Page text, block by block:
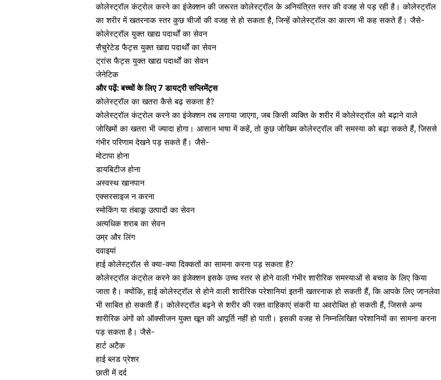
कोलेस्ट्रॉल कंट्रोल करने का इंजेक्शन की जरूरत कोलेस्ट्रॉल के अनियंत्रित स्तर की वजह से पड़ रही है। कोलेस्ट्रॉल
का शरीर में खतरनाक स्तर कुछ चीजों की वजह से हो सकता है, जिन्हें कोलेस्ट्रॉल का कारण भी कह सकते हैं। जैसे-
कोलेस्ट्रॉल युक्त खाद्य पदार्थों का सेवन
सैचुरेटेड फैट्स युक्त खाद्य पदार्थों का सेवन
ट्रांस फैट्स युक्त खाद्य पदार्थों का सेवन
जेनेटिक
और पढ़ें:बच्चों के लिए 7 डायट्री सप्लिमेंट्स
कोलेस्ट्रॉल का खतरा कैसे बढ़ सकता है?
कोलेस्ट्रॉल कंट्रोल करने का इंजेक्शन तब लगाया जाएगा, जब किसी व्यक्ति के शरीर में कोलेस्ट्रॉल को बढ़ाने वाले
जोखिमों का खतरा भी ज्यादा होगा। आसान भाषा में कहें, तो कुछ जोखिम कोलेस्ट्रॉल की समस्या को बढ़ा सकते हैं, जिससे
गंभीर परिणाम देखने पड़ सकते हैं। जैसे-
मोटापा होना
डायबिटीजहोना
अस्वस्थ खानपान
एक्सरसाइज न करना
स्मोकिंग या तंबाकू उत्पादों का सेवन
अत्यधिक शराब का सेवन
उम्र और लिंग
दवाइयां
हाई कोलेस्ट्रॉल से क्या-क्या दिक्कतों का सामना करना पड़ सकता है?
कोलेस्ट्रॉल कंट्रोल करने का इंजेक्शन इसके उच्च स्तर से होने वाली गंभीर शारीरिक समस्याओं से बचाव के लिए किया
जाता है। क्योंकि, हाई कोलेस्ट्रॉल से होने वाली शारीरिक परेशानियां इतनी खतरनाक हो सकती हैं, कि आपके लिए जानलेवा
भी साबित हो सकती हैं। कोलेस्ट्रॉल बढ़ने से शरीर की रक्त वाहिकाएं संकरी या अवरोधित हो सकती हैं, जिससे अन्य
शारीरिक अंगों को ऑक्सीजन युक्त खून की आपूर्ति नहीं हो पाती। इसकी वजह से निम्नलिखित परेशानियों का सामना करना
पड़ सकता है। जैसे-
हार्ट अटैक
हाईब्लड प्रेशर
छाती में दर्द